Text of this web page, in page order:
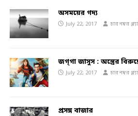
অসময়ের গদ্য
July 22, 2017 চার নম্বর
জগ্‌গা জাসুস : অস্ত্রের
July 22, 2017 চার নম্বর
প্রসঙ্গ বাজার